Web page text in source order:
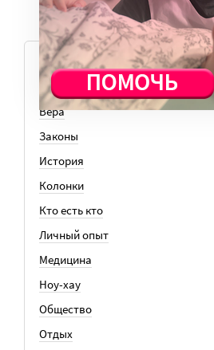
ТЕМЫ
Вера
Законы
История
Колонки
Кто есть кто
Личный опыт
Медицина
Ноу-хау
Общество
Отдых